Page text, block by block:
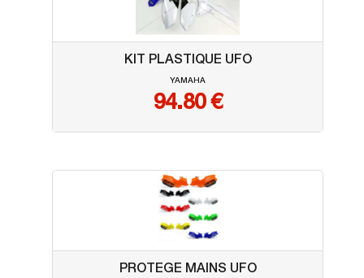
KIT PLASTIQUE UFO
YAMAHA
94.80€
PROTEGE MAINS UFO